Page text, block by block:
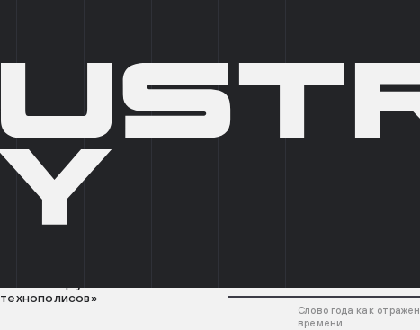
технополисов»
Слово года как
времени